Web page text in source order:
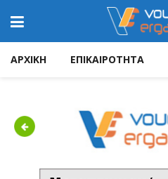
ΑΡΧΙΚΗ ΕΠΙΚΑΙΡΟΤΗΤΑ
Previous